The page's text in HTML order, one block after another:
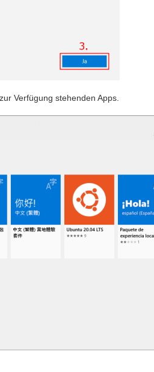
Verfügung stehenden Apps.